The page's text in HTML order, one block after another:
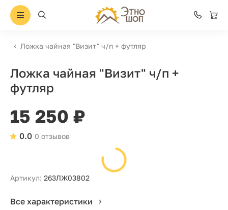
Ложка чайная "Визит" ч/п + футляр
Ложка чайная "Визит" ч/п +
футляр
15 250 ₽
0 отзывов
0.0
Артикул: 263ЛЖ03802
Все характеристики